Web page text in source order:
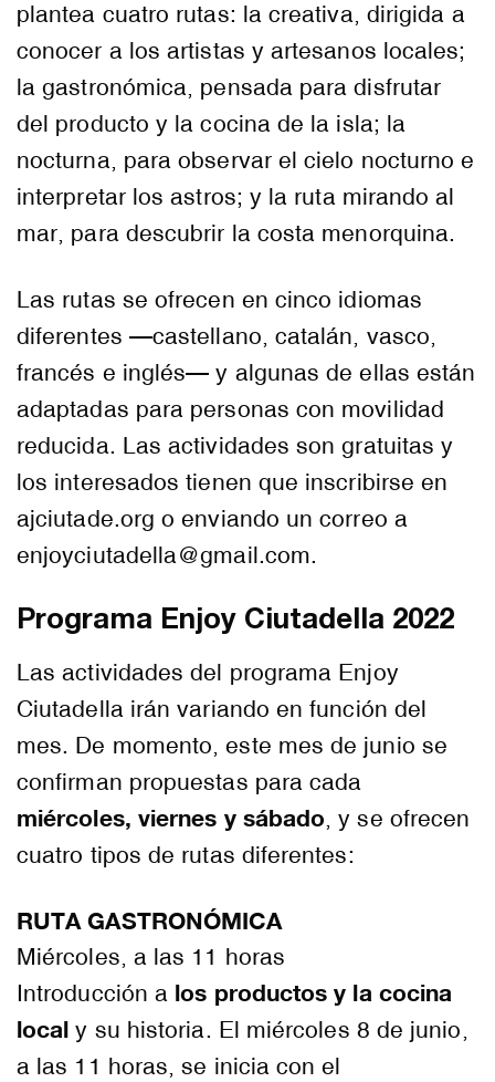
plantea cuatro rutas: la creativa, dirigida a
conocer a los artistas y artesanos locales;
la gastronómica, pensada para disfrutar
del producto y la cocina de la isla; la
nocturna, para observar el cielo nocturno e
interpretar los astros; y la ruta mirando al
mar, para descubrir la costa menorquina.
Las rutas se ofrecen en cinco idiomas
diferentes —castellano, catalán, vasco,
francés e inglés— y algunas de ellas están
adaptadas para personas con movilidad
reducida. Las actividades son gratuitas y
los interesados tienen que inscribirse en
ajciutade.org o enviando un correo a
enjoyciutadella@gmail.com.
Programa Enjoy Ciutadella 2022
Las actividades del programa Enjoy
Ciutadella irán variando en función del
mes. De momento, este mes de junio se
confirman propuestas para cada
miércoles, viernes y sábado, y se ofrecen
cuatro tipos de rutas diferentes:
RUTA GASTRONÓMICA
Miércoles, a las 11 horas
Introducción a los productos y la cocina
local y su historia. El miércoles 8 de junio,
a las 11 horas, se inicia con el